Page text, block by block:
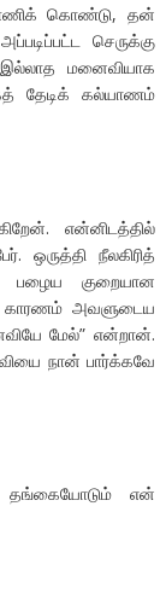
கொண்டு, தன்
செருக்கு
இல்லாத மனைவியாக
தேடிக் கல்யாணம்
என்னிடத்தில்
ஒருத்தி நீலகிரித்
பழைய குறையான
காரணம் அவளுடைய
மேல்” என்றான்.
நான் பார்க்கவே
என்